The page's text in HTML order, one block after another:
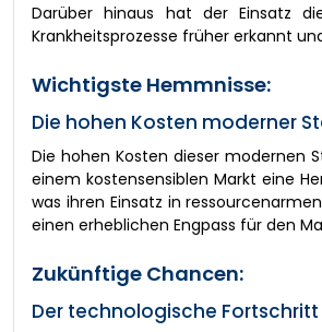
Darüber hinaus hat der Einsatz
Krankheitsprozesse früher erkannt
Wichtigste Hemmnisse:
Die hohen Kosten moderner
Die hohen Kosten dieser modernen
einem kostensensiblen Markt eine
was ihren Einsatz in
einen erheblichen Engpass für den
Zukünftige Chancen:
Der technologische